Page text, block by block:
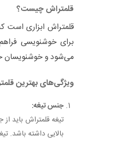
قلمتراش چیست؟
قلمتراش ابزاری است
برای خوشنویسی
می‌شود و خوشنویسان
ویژگی‌های بهترین
جنس تیغه:
تیغه قلمتراش باید
بالایی داشته باشد.